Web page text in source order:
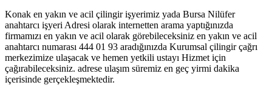
Konak en yakın ve acil çilingir işyerimiz yada Bursa Nilüfer
anahtarcı işyeri Adresi olarak internetten arama yaptığınızda
firmamızı en yakın ve acil olarak görebileceksiniz en yakın ve acil
anahtarcı numarası 444 01 93 aradığınızda Kurumsal çilingir çağrı
merkezimize ulaşacak ve hemen yetkili ustayı Hizmet için
çağırabileceksiniz. adrese ulaşım süremiz en geç yirmi dakika
içerisinde gerçekleşmektedir.